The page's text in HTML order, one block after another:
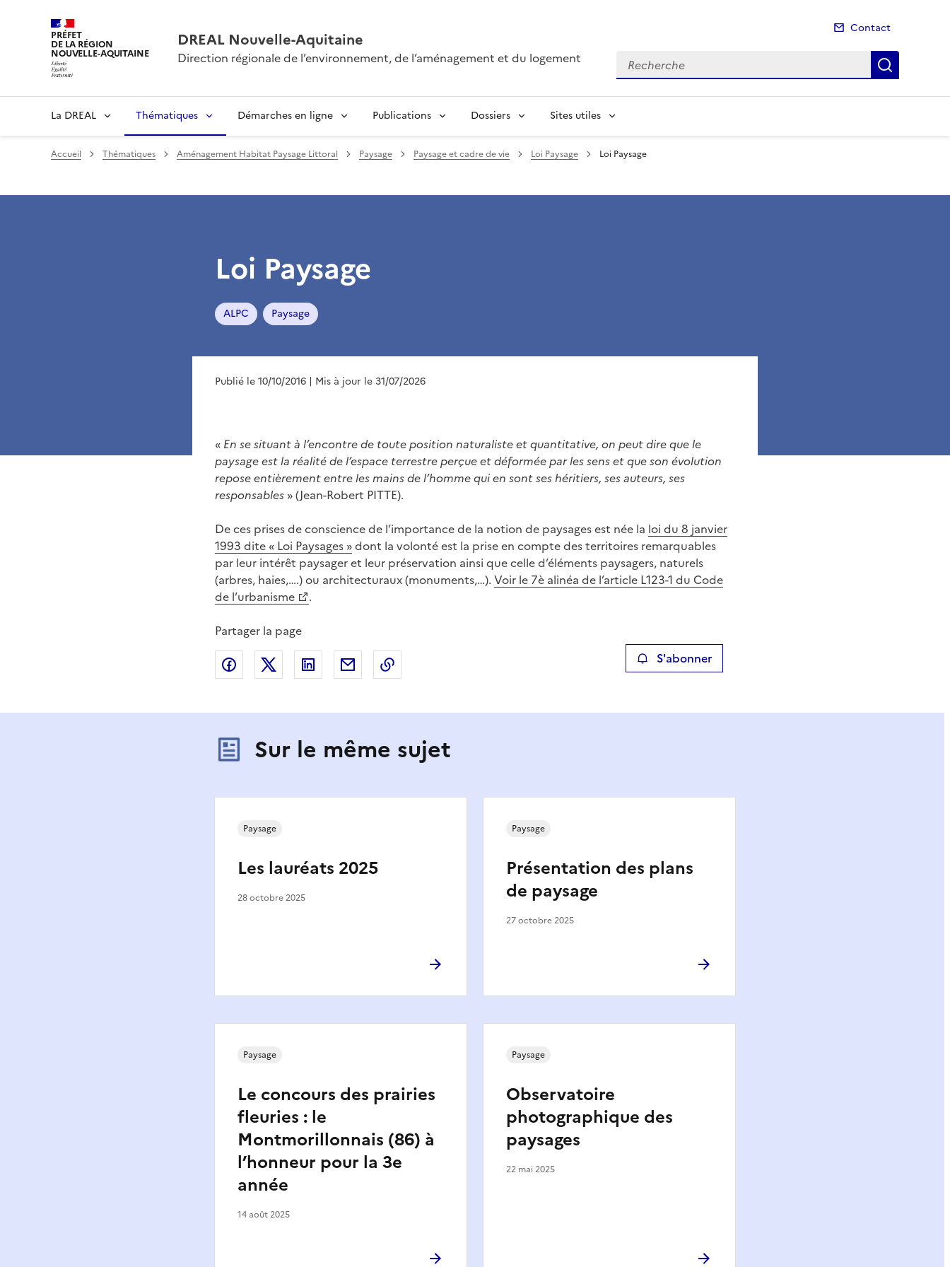
PRÉFET
DE LA RÉGION
NOUVELLE-AQUITAINE
DREAL Nouvelle-Aquitaine
Direction régionale de l’environnement, de l’aménagement et du logement
Contact
Recherche
La DREAL Thématiques Démarches en ligne Publications Dossiers Sites utiles
Accueil Thématiques Aménagement Habitat Paysage Littoral Paysage Paysage et cadre de vie Loi Paysage Loi Paysage
Loi Paysage
ALPC Paysage
Publié le 10/10/2016 | Mis à jour le 31/07/2026
« En se situant à l’encontre de toute position naturaliste et quantitative, on peut dire que le
paysage est la réalité de l’espace terrestre perçue et déformée par les sens et que son évolution
repose entièrement entre les mains de l’homme qui en sont ses héritiers, ses auteurs, ses
responsables » (Jean-Robert PITTE).
De ces prises de conscience de l’importance de la notion de paysages est née la loi du 8 janvier
1993 dite « Loi Paysages »dont la volonté est la prise en compte des territoires remarquables
par leur intérêt paysager et leur préservation ainsi que celle d’éléments paysagers, naturels
(arbres, haies,….) ou architecturaux (monuments,…). Voir le 7è alinéa de l’article L123-1 du Code
de l’urbanisme
.
Partager la page
Partager sur Facebook
Partager sur XPartager sur LinkedIn
Partager par emailCopier le lien de la page dans le presse-papier S'abonner
Sur le même sujet
Les lauréats 2025
Paysage
28 octobre 2025
Présentation des plans
de paysage
Paysage
27 octobre 2025
Le concours des prairies
fleuries : le
Montmorillonnais (86) à
l’honneur pour la 3e
année
Paysage
14 août 2025
Observatoire
photographique des
paysages
Paysage
22 mai 2025